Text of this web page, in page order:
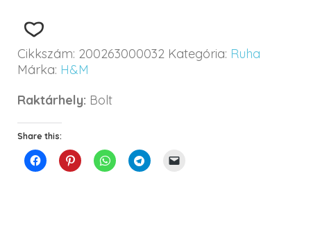
Cikkszám: 200263000032 Kategória: Ruha
Márka: H&M
Raktárhely: Bolt
Share this: